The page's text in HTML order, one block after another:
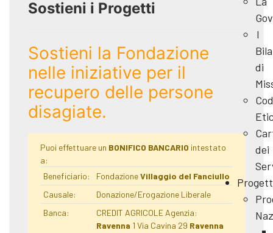
I
di
dei
Sostieni i Progetti
Sostieni la Fondazione
nelle iniziative per il
recupero delle persone
disagiate.
Puoi effettuare un BONIFICO BANCARIO intestato
a:
Beneficiario:
FondazioneVillaggio del Fanciullo
Causale:
Donazione/Erogazione Liberale
Banca:
CREDIT AGRICOLE Agenzia:
Ravenna 1 Via Cavina 29 Ravenna